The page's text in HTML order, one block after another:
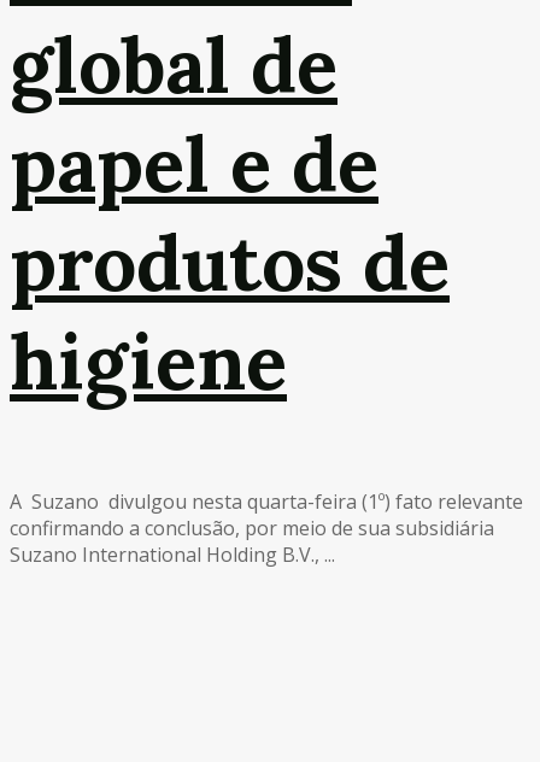
global de
papel e de
produtos de
higiene
A Suzano divulgou nesta quarta-feira (1º) fato relevante
confirmando a conclusão, por meio de sua subsidiária
Suzano International Holding B.V., ...